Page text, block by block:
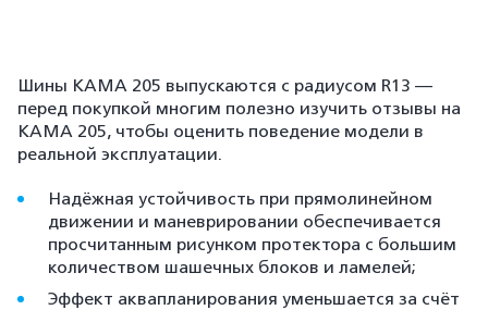
Шины КАМА 205 выпускаются с радиусом R13 —
перед покупкой многим полезно изучить отзывы на
КАМА 205, чтобы оценить поведение модели в
реальной эксплуатации.
Надёжная устойчивость при прямолинейном
движении и маневрировании обеспечивается
просчитанным рисунком протектора с большим
количеством шашечных блоков и ламелей;
Эффект аквапланирования уменьшается за счёт